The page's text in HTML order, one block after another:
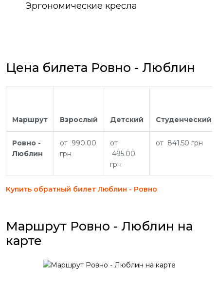
Эргономические кресла
Цена билета Ровно - Люблин
Маршрут Взрослый Детский Студенческий
Ровно -
Люблин
от 990.00
грн
от
495.00
грн
от 841.50 грн
Купить обратный билет Люблин - Ровно
Маршрут Ровно - Люблин на
карте